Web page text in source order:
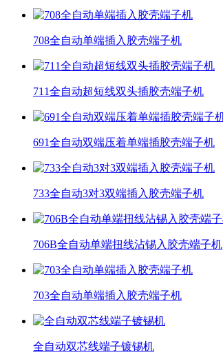
708全自动单端插入胶壳端子机
711全自动超短线双头插胶壳端子机
691全自动双端压着单端插胶壳端子机
733全自动3对3双端插入胶壳端子机
706B全自动单端扭线沾锡入胶壳端子机
703全自动单端插入胶壳端子机
全自动双芯线端子镀锡机